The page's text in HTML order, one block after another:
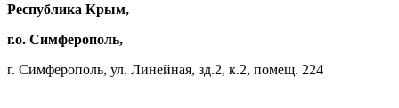
Республика Крым,
г.о. Симферополь,
г. Симферополь, ул. Линейная, зд.2, к.2, помещ. 224